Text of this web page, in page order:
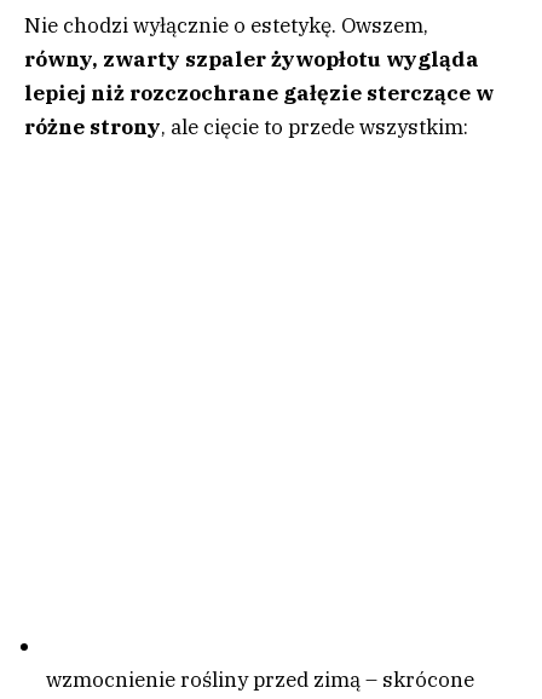
Nie chodzi wyłącznie o estetykę. Owszem,
równy, zwarty szpaler żywopłotu wygląda
lepiej niż rozczochrane gałęzie sterczące w
różne strony, ale cięcie to przede wszystkim:
wzmocnienie rośliny przed zimą – skrócone